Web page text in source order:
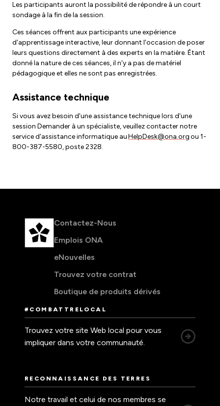
Les participants auront la possibilité de répondre à un court
sondage à la fin de la session.
Ces séances offrent aux participants une expérience
d'apprentissage interactive, leur donnant l'occasion de poser
leurs questions directement à des experts en la matière. Étant
donné la nature de ces séances, il n'y a pas de matériel
pédagogique et elles ne sont pas enregistrées.
Assistance technique
Si vous avez besoin d'une assistance technique lors d'une
session Demander à un spécialiste, veuillez contacter notre
service d'assistance informatique auHelpDesk@ona.orgou 1-
800-387-5580, poste 2328.
Contactez-Nous
Emplois ONA
eNouvelles
Trouvez votre contrat
Boutique de produits dérivés
#COMBATTRELOCAL
Trouvez votre site Web local pour vous
impliquer dans votre communauté.
RECONNAISSANCE DES TERRES
Notre travail et celui de nos membres se